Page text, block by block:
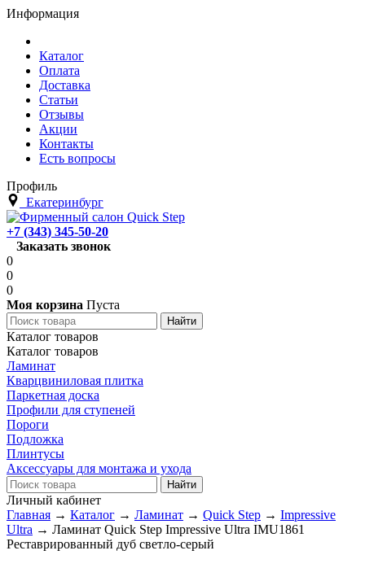
Информация
Каталог
Оплата
Доставка
Статьи
Отзывы
Акции
Контакты
Есть вопросы
Профиль
Екатеринбург
+7 (343) 345-50-20
Заказать звонок
0
0
0
Моя корзина Пуста
Каталог товаров
Каталог товаров
Ламинат
Кварцвиниловая плитка
Паркетная доска
Профили для ступеней
Пороги
Подложка
Плинтусы
Аксессуары для монтажа и ухода
Личный кабинет
Главная → Каталог → Ламинат → Quick Step → Impressive
Ultra → Ламинат Quick Step Impressive Ultra IMU1861
Реставрированный дуб светло-серый